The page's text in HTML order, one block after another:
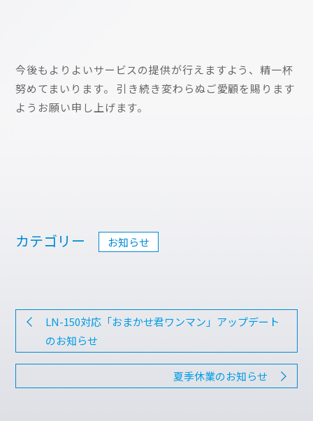
今後もよりよいサービスの提供が行えますよう、精一杯
努めてまいります。 引き続き変わらぬご愛顧を賜ります
ようお願い申し上げます。
カテゴリー お知らせ
LN-150対応「おまかせ君ワンマン」アップデート
のお知らせ
夏季休業のお知らせ